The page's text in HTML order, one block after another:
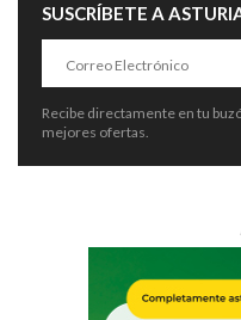
SUSCRÍBETE A
Recibe directamente en tu
mejores ofertas.